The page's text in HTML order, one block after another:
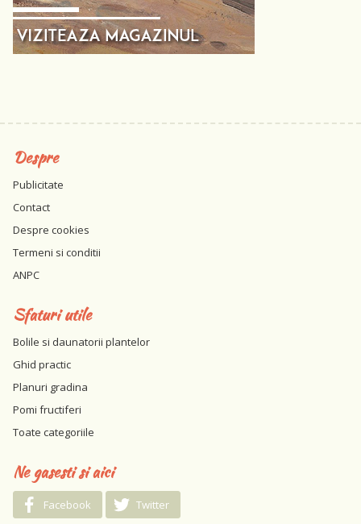
Despre
Publicitate
Contact
Despre cookies
Termeni si conditii
ANPC
Sfaturi utile
Bolile si daunatorii plantelor
Ghid practic
Planuri gradina
Pomi fructiferi
Toate categoriile
Ne gasesti si aici
Facebook Twitter